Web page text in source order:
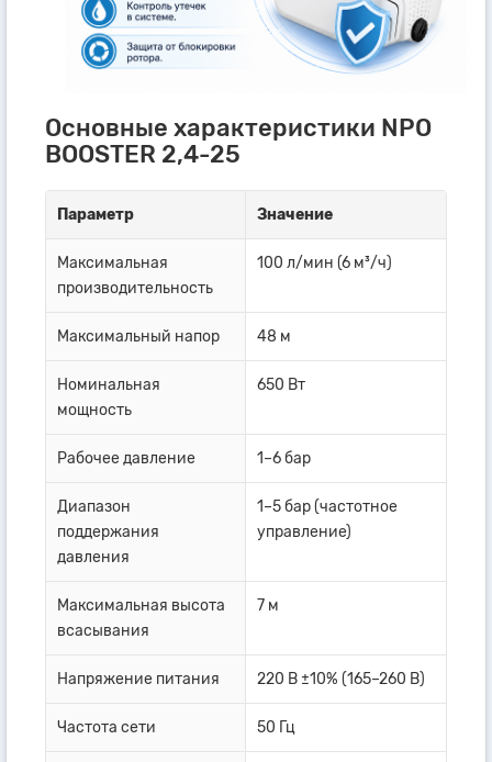
Основные характеристики NPO
BOOSTER 2,4-25
Параметр Значение
Максимальная
производительность
100 л/мин (6 м³/ч)
Максимальный напор 48 м
Номинальная
мощность
650 Вт
Рабочее давление 1–6 бар
Диапазон
поддержания
давления
1–5 бар (частотное
управление)
Максимальная высота
всасывания
7 м
Напряжение питания 220 В ±10% (165–260 В)
Частота сети 50 Гц